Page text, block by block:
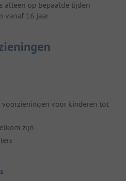
alleen op bepaalde tijden
vanaf 16 jaar.
voor kinderen tot
zijn